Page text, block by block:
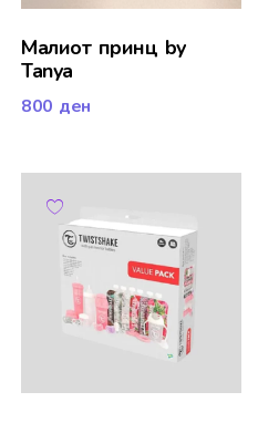
Малиот принц by
Tanya
800 ден